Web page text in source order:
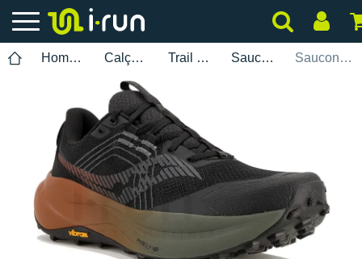
Homem Calçados Trail Running Saucony Saucony Xodus Ultra 4